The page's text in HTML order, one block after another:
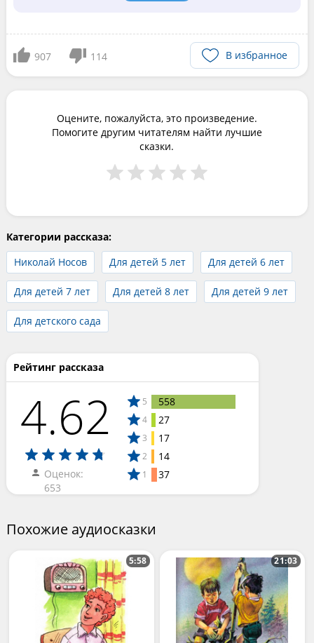
907 114 В избранное
Оцените, пожалуйста, это произведение.
Помогите другим читателям найти лучшие
сказки.
Категории рассказа:
Николай Носов
Для детей 5 лет Для детей 6 лет
Для детей 7 лет Для детей 8 лет Для детей 9 лет
Для детского сада
Рейтинг рассказа
4.62
Оценок:
653
5 558
4 27
3 17
2 14
1 37
Похожие аудиосказки
5:58 21:03